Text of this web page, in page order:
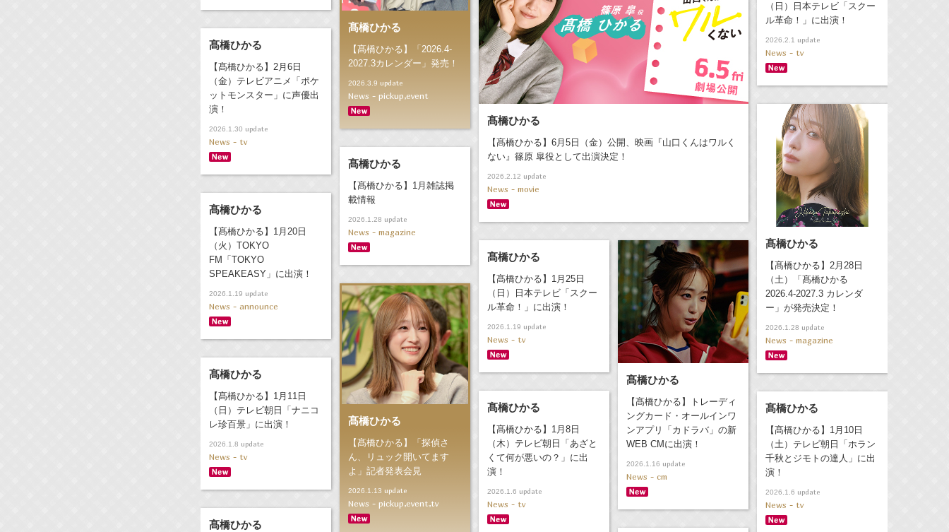
髙橋ひかる
【髙橋ひかる】「2026.4-
2027.3カレンダー」発売！
2026.3.9 update
News - pickup,event
髙橋ひかる
【髙橋ひかる】6月5日（金）公開、映画『山口くんはワルく
ない』篠原 皐役として出演決定！
2026.2.12 update
News - movie
（日）日本テレビ「スクー
ル革命！」に出演！
2026.2.1 update
News - tv
髙橋ひかる
【髙橋ひかる】2月6日
（金）テレビアニメ「ポケ
ットモンスター」に声優出
演！
2026.1.30 update
News - tv
髙橋ひかる
【髙橋ひかる】2月28日
（土）「髙橋ひかる
2026.4-2027.3 カレンダ
ー」が発売決定！
2026.1.28 update
News - magazine
髙橋ひかる
【髙橋ひかる】1月雑誌掲
載情報
2026.1.28 update
News - magazine
髙橋ひかる
【髙橋ひかる】1月20日
（火）TOKYO
FM「TOKYO
SPEAKEASY」に出演！
2026.1.19 update
News - announce
髙橋ひかる
【髙橋ひかる】1月25日
（日）日本テレビ「スクー
ル革命！」に出演！
2026.1.19 update
News - tv
髙橋ひかる
【髙橋ひかる】トレーディ
ングカード・オールインワ
ンアプリ「カドラバ」の新
WEB CMに出演！
2026.1.16 update
News - cm
髙橋ひかる
【髙橋ひかる】「探偵さ
ん、リュック開いてます
よ」記者発表会見
2026.1.13 update
News - pickup,event,tv
髙橋ひかる
【髙橋ひかる】1月11日
（日）テレビ朝日「ナニコ
レ珍百景」に出演！
2026.1.8 update
News - tv
髙橋ひかる
【髙橋ひかる】1月8日
（木）テレビ朝日「あざと
くて何が悪いの？」に出
演！
2026.1.6 update
News - tv
髙橋ひかる
【髙橋ひかる】1月10日
（土）テレビ朝日「ホラン
千秋とジモトの達人」に出
演！
2026.1.6 update
News - tv
髙橋ひかる